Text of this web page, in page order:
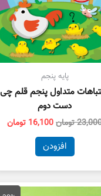
پایه پنجم
متداول پنجم قلم چی
دست دوم
تومان16,100 تومان
افزودن
قیمت